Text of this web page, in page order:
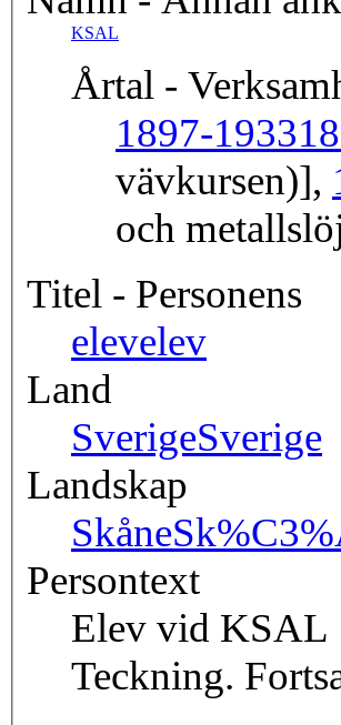
KSAL
Årtal -
1897-1933
vävkursen)],
och
Titel - Personens
elevelev
Land
SverigeSverige
Landskap
Skåne
Persontext
Elev vid KSAL
Teckning.